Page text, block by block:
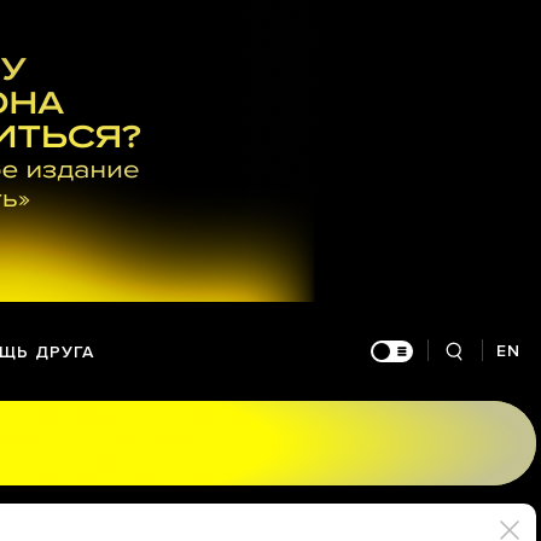
ДРУГА EN